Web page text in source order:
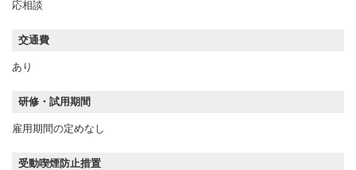
応相談
交通費
あり
研修・試用期間
雇用期間の定めなし
受動喫煙防止措置